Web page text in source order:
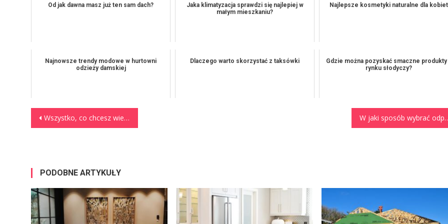
Od jak dawna masz już ten sam dach?
Jaka klimatyzacja sprawdzi się najlepiej w
małym mieszkaniu?
Najlepsze kosmetyki naturalne dla kobiet
Najnowsze trendy modowe w hurtowni
odzieży damskiej
Dlaczego warto skorzystać z taksówki
Gdzie można pozyskać smaczne produkty
rynku słodyczy?
Nawigacja wpisu
Wszystko, co chcesz wiedzieć o witaminach i minerałach W jaki sposób wybrać
PODOBNE ARTYKUŁY